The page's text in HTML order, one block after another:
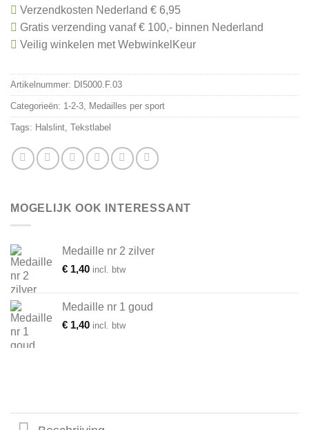
Verzendkosten Nederland € 6,95
Gratis verzending vanaf € 100,- binnen Nederland
Veilig winkelen met WebwinkelKeur
Artikelnummer: DI5000.F.03
Categorieën: 1-2-3, Medailles per sport
Tags: Halslint, Tekstlabel
MOGELIJK OOK INTERESSANT
Medaille nr 2 zilver
€ 1,40 incl. btw
Medaille nr 1 goud
€ 1,40 incl. btw